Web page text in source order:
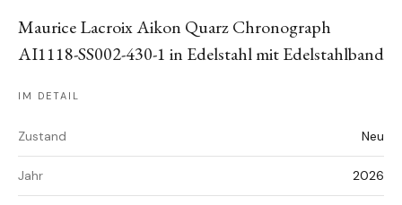
Maurice Lacroix Aikon Quarz Chronograph
AI1118-SS002-430-1 in Edelstahl mit Edelstahlband
IM DETAIL
Zustand Neu
Jahr 2026